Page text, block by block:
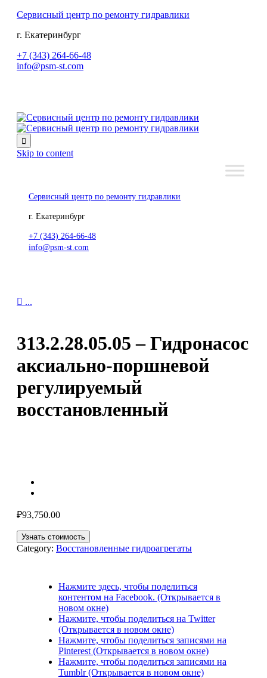
Сервисный центр по ремонту гидравлики
г. Екатеринбург
+7 (343) 264-66-48
info@psm-st.com

Skip to content
Сервисный центр по ремонту гидравлики
г. Екатеринбург
+7 (343) 264-66-48
info@psm-st.com
 ...
313.2.28.05.05 – Гидронасос
аксиально-поршневой
регулируемый
восстановленный
₽93,750.00
Узнать стоимость
Category: Восстановленные гидроагрегаты
Нажмите здесь, чтобы поделиться
контентом на Facebook. (Открывается в
новом окне)
Нажмите, чтобы поделиться на Twitter
(Открывается в новом окне)
Нажмите, чтобы поделиться записями на
Pinterest (Открывается в новом окне)
Нажмите, чтобы поделиться записями на
Tumblr (Открывается в новом окне)